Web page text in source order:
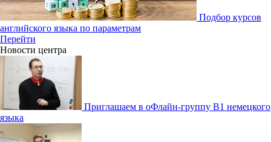
Подбор курсов
английского языка по параметрам
Перейти
Новости центра
Приглашаем в оФлайн-группу В1 немецкого
языка